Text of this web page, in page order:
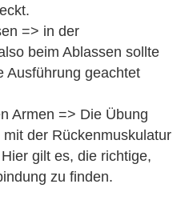
=> in der
beim Ablassen sollte
Ausführung geachtet
Armen => Die Übung
der Rückenmuskulatur
gilt es, die richtige,
zu finden.